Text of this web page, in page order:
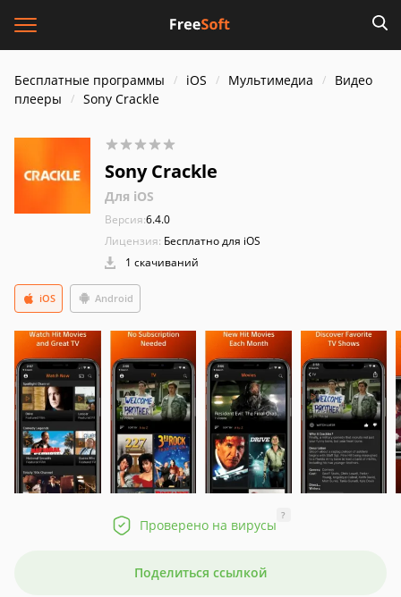
Бесплатные программы iOS Мультимедиа
Видео
плееры
Sony Crackle
Sony Crackle
Для iOS
Версия:6.4.0
Лицензия: Бесплатно для iOS
1 скачиваний
Android
iOS
Проверено на вирусы
?
Поделиться ссылкой